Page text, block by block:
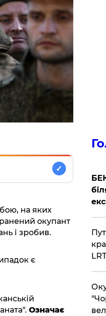
✓
на яких
окупант
і зробив.
є
Означає
LRT